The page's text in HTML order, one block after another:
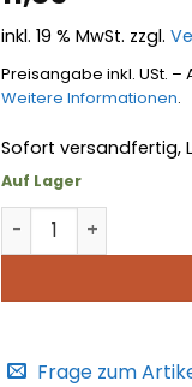
inkl. 19 % MwSt. zzgl.
Preisangabe inkl. USt.
Weitere Informationen.
Sofort versandfertig,
Auf Lager
Dichtung Menge
Frage zum